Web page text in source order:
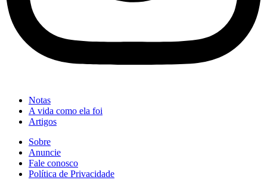
Notas
A vida como ela foi
Artigos
Sobre
Anuncie
Fale conosco
Política de Privacidade